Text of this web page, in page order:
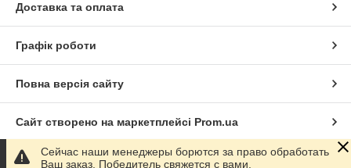
Доставка та оплата
Графік роботи
Повна версія сайту
Сайт створено на маркетплейсі Prom.ua
Політика конфіденційності
Сейчас наши менеджеры борются за право обработать
Ваш заказ. Победитель свяжется с вами.